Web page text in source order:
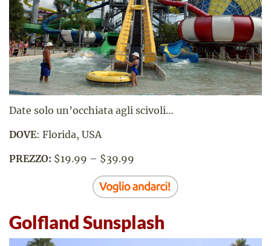
Date solo un’occhiata agli scivoli…
DOVE: Florida, USA
PREZZO: $19.99 – $39.99
Golfland Sunsplash